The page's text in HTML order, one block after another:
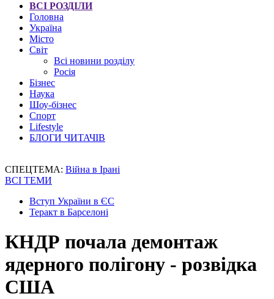
ВСІ РОЗДІЛИ
Головна
Україна
Місто
Світ
Всі новини розділу
Росія
Бізнес
Наука
Шоу-бізнес
Спорт
Lifestyle
БЛОГИ ЧИТАЧІВ
СПЕЦТЕМА: Війна в Ірані
ВСІ ТЕМИ
Вступ України в ЄС
Теракт в Барселоні
КНДР почала демонтаж
ядерного полігону - розвідка
США